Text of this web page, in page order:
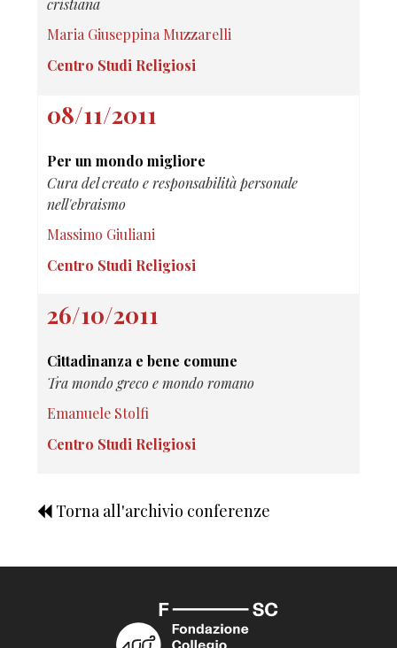
cristiana
Maria Giuseppina Muzzarelli
Centro Studi Religiosi
08/11/2011
Per un mondo migliore
Cura del creato e responsabilità personale
nell'ebraismo
Massimo Giuliani
Centro Studi Religiosi
26/10/2011
Cittadinanza e bene comune
Tra mondo greco e mondo romano
Emanuele Stolfi
Centro Studi Religiosi
Torna all'archivio conferenze